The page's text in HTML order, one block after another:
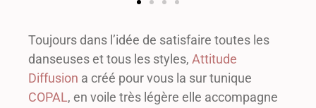
Toujours dans l’idée de satisfaire toutes les
danseuses et tous les styles, Attitude
Diffusion a créé pour vous la sur tunique
COPAL, en voile très légère elle accompagne